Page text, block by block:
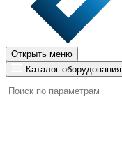
Открыть меню
Каталог оборудования